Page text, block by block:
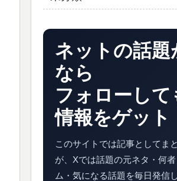
ネットの話題
なら
フォローして
情報をゲット
このサイトでは記事としてま
が、Xでは話題の元ネタ・何
ム・気になる話題を毎日発信